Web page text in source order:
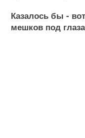
Казалось бы -
мешков под